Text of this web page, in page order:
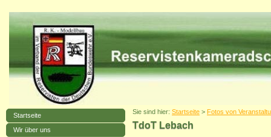
Startseite
Wir über uns
Sie sind hier: Startseite > Fotos von
TdoT Lebach